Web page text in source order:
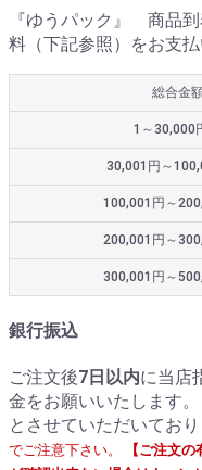
『ゆうパック』 商品
料（下記参照）をお支払
総合金
1～30,000
30,001円～
100,001円～
200,001円～
300,001円～
銀行振込
ご注文後7日以内に当店
金をお願いいたします
とさせていただいており
でご注意下さい。
【ご注文